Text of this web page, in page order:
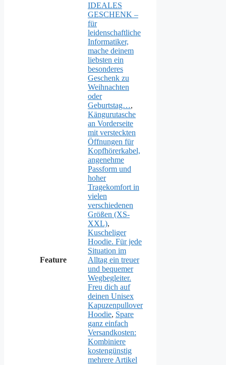
Feature
IDEALES
GESCHENK –
für
leidenschaftliche
Informatiker,
mache deinem
liebsten ein
besonderes
Geschenk zu
Weihnachten
oder
Geburtstag…,
Kängurutasche
an Vorderseite
mit versteckten
Öffnungen für
Kopfhörerkabel,
angenehme
Passform und
hoher
Tragekomfort in
vielen
verschiedenen
Größen (XS-
XXL),
Kuscheliger
Hoodie. Für jede
Situation im
Alltag ein treuer
und bequemer
Wegbegleiter.
Freu dich auf
deinen Unisex
Kapuzenpullover
Hoodie, Spare
ganz einfach
Versandkosten:
Kombiniere
kostengünstig
mehrere Artikel